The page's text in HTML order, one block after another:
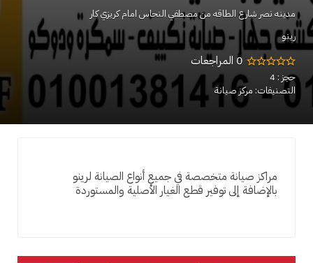
مدينه نصر شارع الطاقه من مصطفي النحاس امام كريزي كار
رينو
0 المراجعات
حجز : 4
التصنيفات: مركز صيانة
مراكز صيانة متخصصة في جميع أنواع الصيانة لرينو
بالإضافة إلى توفير قطع الغيار الأصلية والمستوردة